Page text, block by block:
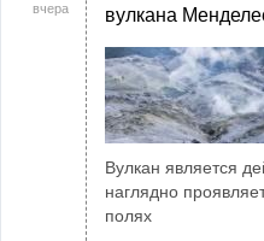
вчера
вулкана
Вулкан является
наглядно
полях